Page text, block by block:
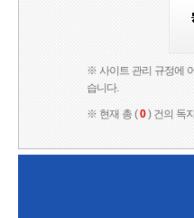
※ 사이트 관리 규정에
습니다.
※ 현재 총 (0) 건의 독